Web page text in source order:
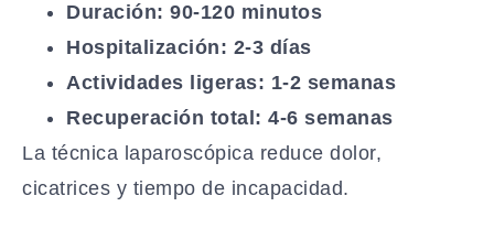
Duración: 90-120 minutos
Hospitalización: 2-3 días
Actividades ligeras: 1-2 semanas
Recuperación total: 4-6 semanas
La técnica laparoscópica reduce dolor,
cicatrices y tiempo de incapacidad.